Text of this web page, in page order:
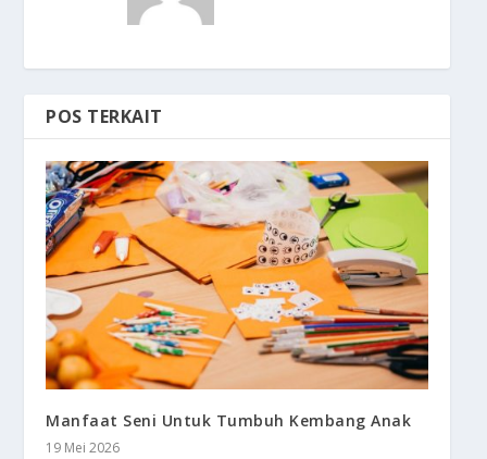
POS TERKAIT
Manfaat Seni Untuk Tumbuh Kembang Anak
19 Mei 2026